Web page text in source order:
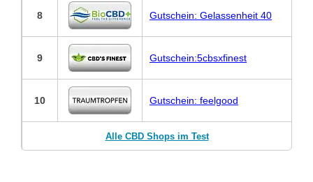
8 Gutschein: Gelassenheit 40
9 Gutschein:5cbsxfinest
10 Gutschein: feelgood
Alle CBD Shops im Test